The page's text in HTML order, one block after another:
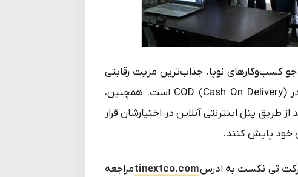
کسب‌وکارهای نوپا، جذاب‌ترین مزیت رقابتی
تی‌نکست تسویه ۲۴ ساعته مبالغ دریافتی برای مشتریان در (COD (Cash On Delivery است. همچنین،
پنل اینترنتی آنلاین در اختیارشان قرار
خود پایش کنند.
تی نکست به ادرسtinextco.comمراجعه